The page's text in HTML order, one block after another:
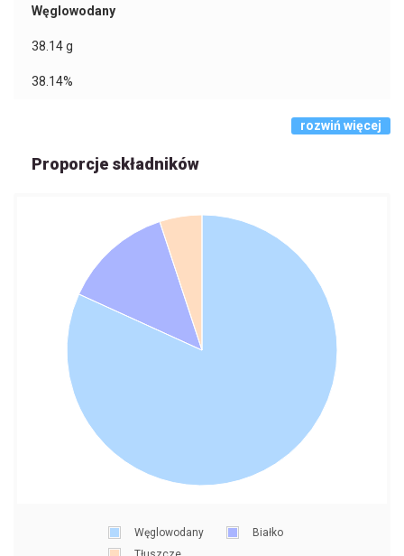
Węglowodany
38.14g
38.14%
rozwiń więcej
Proporcje składników
Węglowodany
Białko